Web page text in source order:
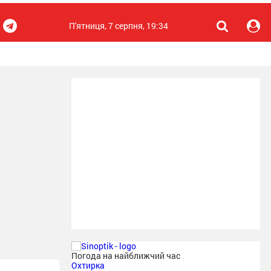
П'ятниця, 7 серпня, 19:34
Погода на найближчий час
Охтирка